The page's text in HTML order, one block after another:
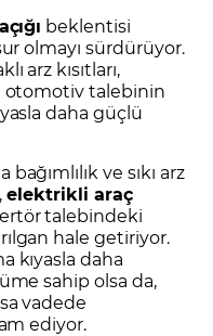
beklentisi
olmayı sürdürüyor.
arz kısıtları,
otomotiv talebinin
daha güçlü
bağımlılık ve sıkı arz
elektrikli araç
talebindeki
hale getiriyor.
kıyasla daha
sahip olsa da,
vadede
ediyor.